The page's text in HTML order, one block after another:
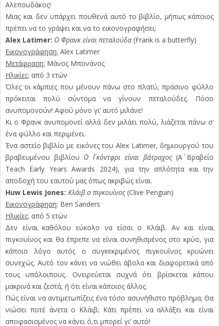
Αλεπουδάκος!
Μιας και δεν υπάρχει πουθενά αυτό το βιβλίο, μήπως κάποιος
πρέπει να το γράψει και να το εικονογραφήσει;
Alex Latimer: Ο Φρανκ είναι πεταλούδα (Frank is a butterfly)
Εικονογράφηση: Alex Latimer
Μετάφραση: Μάνος Μπονάνος
Ηλικίες: από 3 ετών
Όλες οι κάμπιες που μένουν πάνω στο πλατύ, πράσινο φύλλο
πρόκειται πολύ σύντομα να γίνουν πεταλούδες. Πόσο
ανυπομονούν! Αφού μόνο γι’ αυτό μιλάνε!
Κι ο Φρανκ ανυπομονεί αλλά δεν μιλάει πολύ, λιάζεται πάνω σ’
ένα φύλλο και περιμένει.
Ένα αστείο βιβλίο με εικόνες του Alex Latimer, δημιουργού του
βραβευμένου βιβλίου Ο Γκόντφρι είναι βάτραχος(Α΄ Βραβείο
Teach Early Years Awards 2024), για την απλότητα και την
αποδοχή του εαυτού μας όπως ακριβώς είναι.
Huw Lewis Jones: Kλάιβ ο πιγκουίνος(Clive Penguin)
Εικονογράφηση: Ben Sanders
Ηλικίες: από 5 ετών
Δεν είναι καθόλου εύκολο να είσαι ο Κλάιβ. Αν και είναι
πιγκουίνος και θα έπρεπε να είναι συνηθισμένος στο κρύο, για
κάποιο λόγο αυτός ο συγκεκριμένος πιγκουίνος κρυώνει
συνεχώς. Αυτό τον κάνει να νιώθει άβολα και διαφορετικά από
τους υπόλοιπους. Ονειρεύεται συχνά ότι βρίσκεται κάπου
μακρινά και ζεστά, ή ότι είναι κάποιος άλλος.
Πώς είναι να αντιμετωπίζεις ένα τόσο ασυνήθιστο πρόβλημα; Θα
νιώσει ποτέ άνετα ο Κλάιβ; Κάτι πρέπει να αλλάξει και είναι
αποφασισμένος να κάνει ό,τι μπορεί γι’ αυτό!